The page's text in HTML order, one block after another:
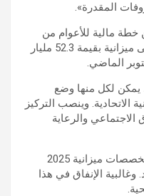
المقدرة».
خطة مالية للأعوام من
2022 حتى 2026. ووافقت الدولة على ميزانية بقيمة 52.3 مليار
اتحاد يضم 7 إمارات، يمكن لكل منها وضع
الاتحادية. وينصب التركيز
الاجتماعي والرعاية
ويذهب ما يقارب 40 في المئة من مخصصات ميزانية 2025
وغالبية الإنفاق في هذا